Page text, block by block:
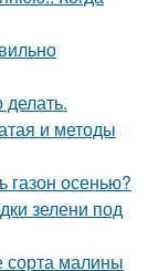
и методы
газон осенью?
зелени под
сорта малины